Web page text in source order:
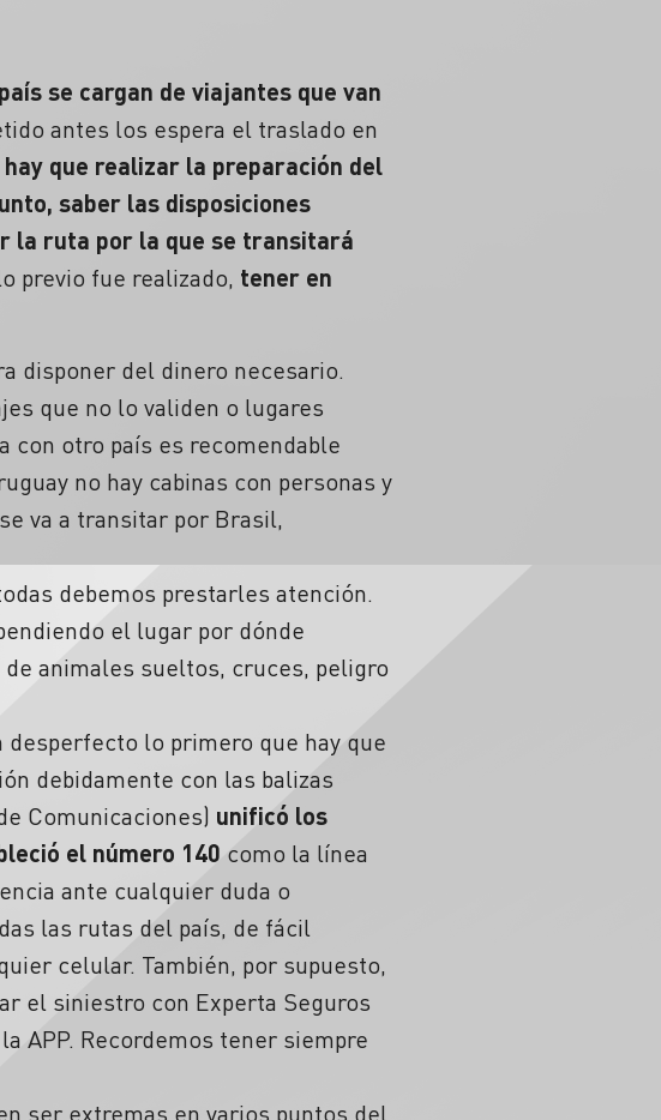
se cargan de viajantes que van
antes los espera el traslado en
que realizar la preparación del
saber las disposiciones
la ruta por la que se transitará
previo fue realizado, tener en
disponer del dinero necesario.
que no lo validen o lugares
con otro país es recomendable
no hay cabinas con personas y
va a transitar por Brasil,
debemos prestarles atención.
el lugar por dónde
animales sueltos, cruces, peligro
lo primero que hay que
debidamente con las balizas
Comunicaciones) unificó los
el número 140 como la línea
ante cualquier duda o
las rutas del país, de fácil
celular. También, por supuesto,
el siniestro con Experta Seguros
APP. Recordemos tener siempre
ser extremas en varios puntos del